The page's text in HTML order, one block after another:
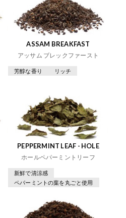
ASSAM BREAKFAST
アッサム ブレックファースト
芳醇な香り リッチ
PEPPERMINT LEAF - HOLE
ホールペパーミントリーフ
新鮮で清涼感
ペパーミントの葉を丸ごと使用